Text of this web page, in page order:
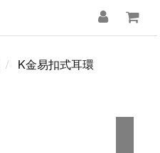
K金易扣式耳環